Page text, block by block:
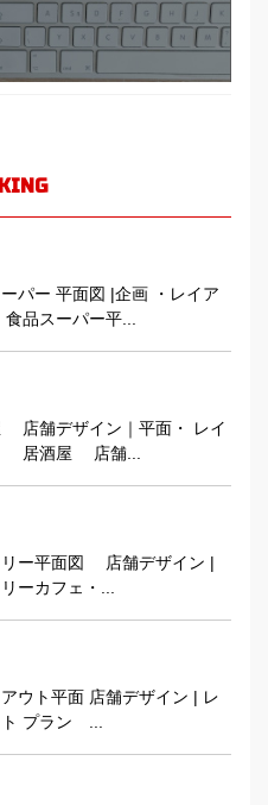
パー 平面図 |企画 ・レイア
品スーパー平...
店舗デザイン｜平面・ レイ
居酒屋 店舗...
リー平面図 店舗デザイン |
ーカフェ・...
ウト平面 店舗デザイン | レ
プラン ...